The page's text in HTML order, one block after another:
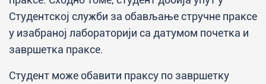
Студентској служби за обављање стручне праксе
у изабраној лабораторији са датумом почетка и
завршетка праксе.
Студент може обавити праксу по завршетку